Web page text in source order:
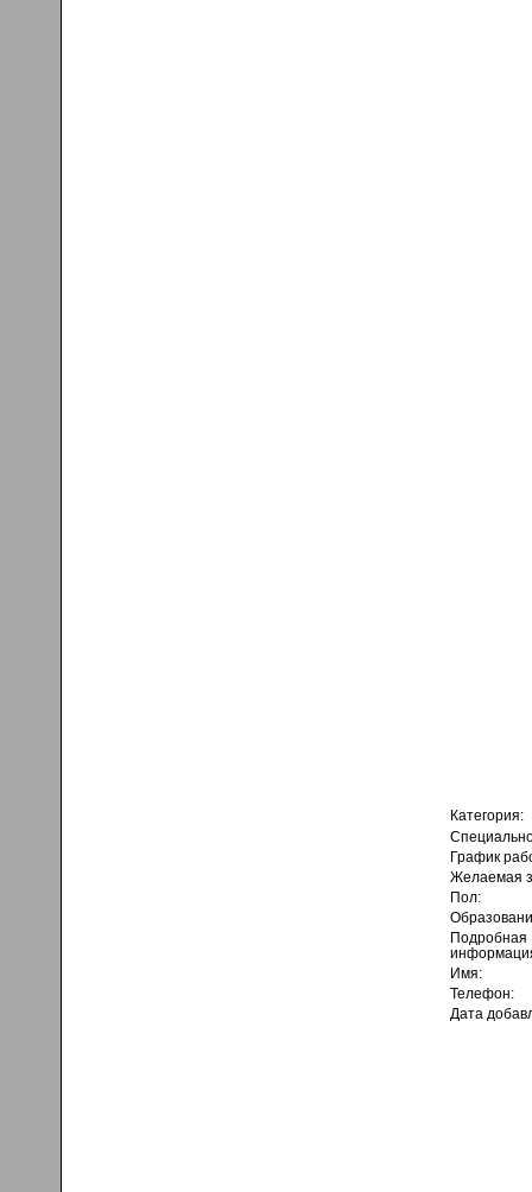
Категория:
График
Желаемая
Пол:
Подробная
Имя:
Телефон:
Дата